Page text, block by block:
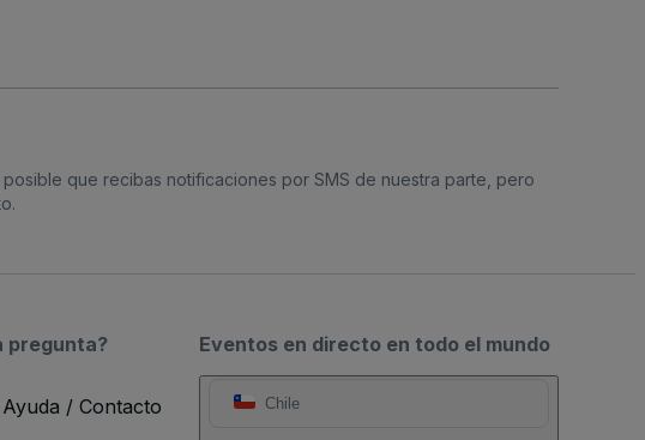
posible que recibas notificaciones por SMS de nuestra parte, pero
Eventos en directo en todo el mundo
Chile
pregunta?
/ Contacto